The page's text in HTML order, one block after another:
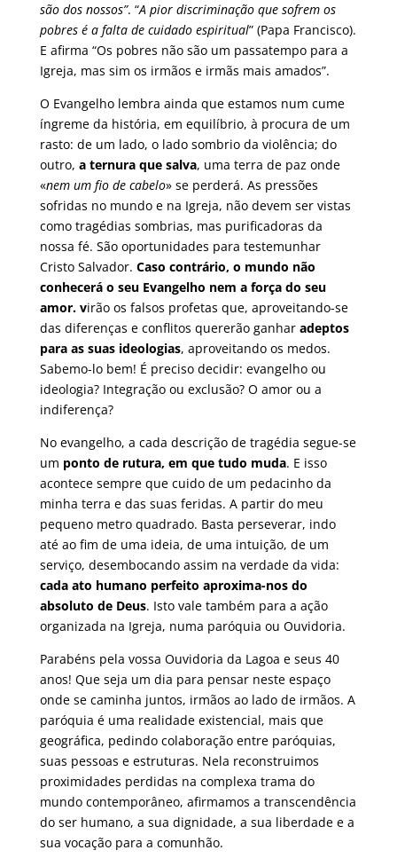
são dos nossos”. “A pior discriminação que sofrem os
pobres é a falta de cuidado espiritual” (Papa Francisco).
E afirma “Os pobres não são um passatempo para a
Igreja, mas sim os irmãos e irmãs mais amados”.
O Evangelho lembra ainda que estamos num cume
íngreme da história, em equilíbrio, à procura de um
rasto: de um lado, o lado sombrio da violência; do
outro, a ternura que salva, uma terra de paz onde
«nem um fio de cabelo» se perderá. As pressões
sofridas no mundo e na Igreja, não devem ser vistas
como tragédias sombrias, mas purificadoras da
nossa fé. São oportunidades para testemunhar
Cristo Salvador. Caso contrário, o mundo não
conhecerá o seu Evangelho nem a força do seu
amor. virão os falsos profetas que, aproveitando-se
das diferenças e conflitos quererão ganhar adeptos
para as suas ideologias, aproveitando os medos.
Sabemo-lo bem! É preciso decidir: evangelho ou
ideologia? Integração ou exclusão? O amor ou a
indiferença?
No evangelho, a cada descrição de tragédia segue-se
um ponto de rutura, em que tudo muda. E isso
acontece sempre que cuido de um pedacinho da
minha terra e das suas feridas. A partir do meu
pequeno metro quadrado. Basta perseverar, indo
até ao fim de uma ideia, de uma intuição, de um
serviço, desembocando assim na verdade da vida:
cada ato humano perfeito aproxima-nos do
absoluto de Deus. Isto vale também para a ação
organizada na Igreja, numa paróquia ou Ouvidoria.
Parabéns pela vossa Ouvidoria da Lagoa e seus 40
anos! Que seja um dia para pensar neste espaço
onde se caminha juntos, irmãos ao lado de irmãos. A
paróquia é uma realidade existencial, mais que
geográfica, pedindo colaboração entre paróquias,
suas pessoas e estruturas. Nela reconstruimos
proximidades perdidas na complexa trama do
mundo contemporâneo, afirmamos a transcendência
do ser humano, a sua dignidade, a sua liberdade e a
sua vocação para a comunhão.